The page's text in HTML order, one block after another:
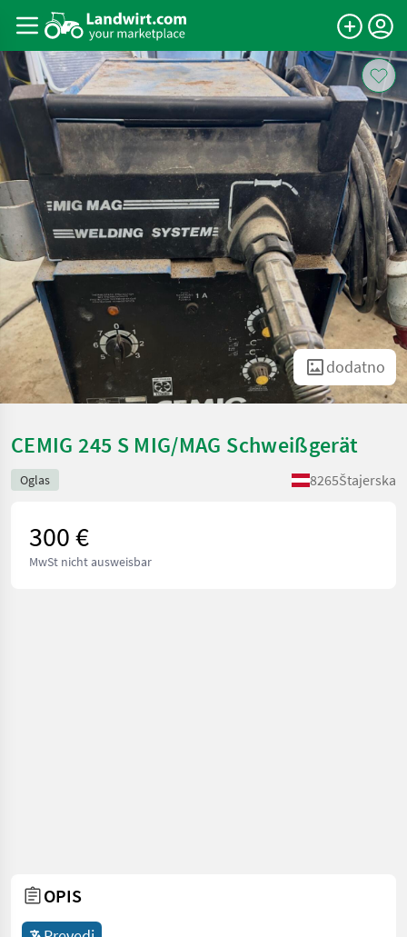
dodatno
CEMIG 245 S MIG/MAG Schweißgerät
Oglas 8265Štajerska
300 €
MwSt nicht ausweisbar
OPIS